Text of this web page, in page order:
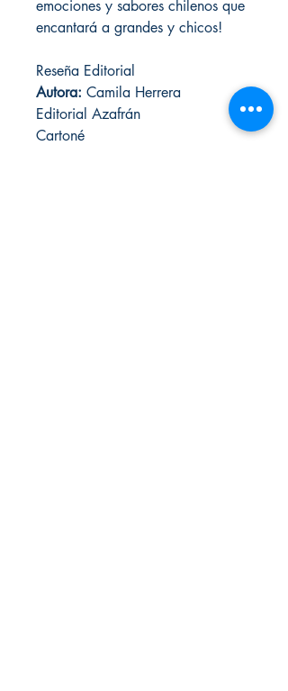
emociones y sabores chilenos que
encantará a grandes y chicos!
Reseña Editorial
Autora: Camila Herrera
Editorial Azafrán
Cartoné